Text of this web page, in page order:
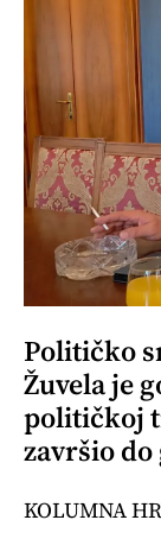
Političko
Žuvela je
političkoj
završio
KOLUMNA